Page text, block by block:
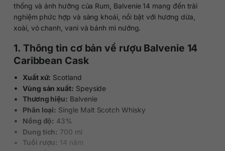
thống và ảnh hưởng của Rum, Balvenie 14 mang đến trải
nghiệm phức hợp và sảng khoái, nổi bật với hương dừa,
xoài, vỏ chanh, vani và bánh mì nướng.
1. Thông tin cơ bản về rượu Balvenie 14
Caribbean Cask
Xuất xứ: Scotland
Vùng sản xuất: Speyside
Thương hiệu: Balvenie
Phân loại: Single Malt Scotch Whisky
Nồng độ: 43%
Dung tích: 700 ml
Tuổi rượu: 14 năm